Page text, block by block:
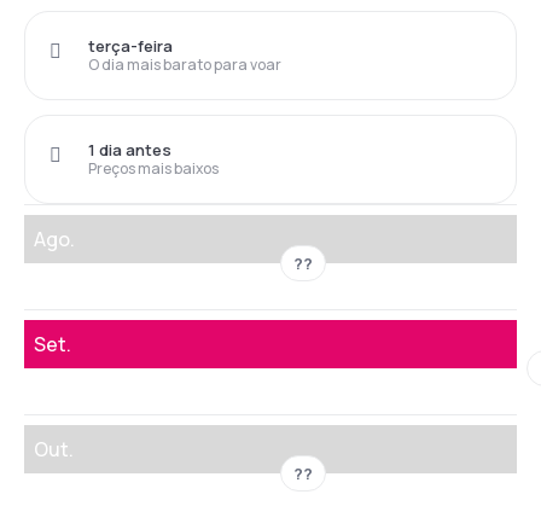
O dia mais barato para voar
terça-feira
Preços mais baixos
1 dia antes
Ago.
??
Set.
Out.
??